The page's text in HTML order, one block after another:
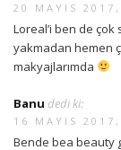
20 MAYIS
Loreal’i ben de çok
yakmadan hemen
makyajlarımda
Banu dedi ki:
16 MAYIS
Bende bea beauty